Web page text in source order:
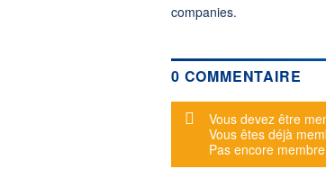
companies.
0 COMMENTAIRE
Message d'alerte
Vous devez être
Vous êtes déjà
Pas encore